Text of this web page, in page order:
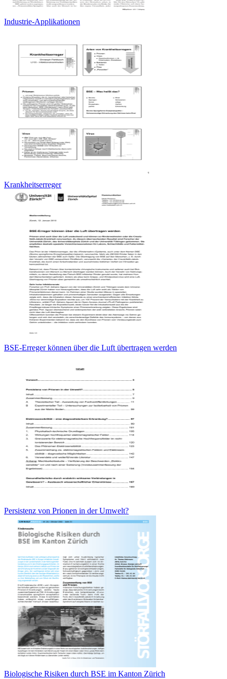
Industrie-Applikationen
Krankheitserreger
BSE-Erreger können über die Luft übertragen werden
Persistenz von Prionen in der Umwelt?
Biologische Risiken durch BSE im Kanton Zürich